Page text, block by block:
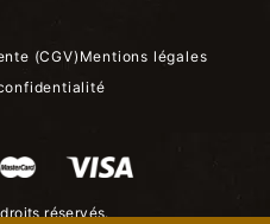
(CGV) Mentions légales
réservés.